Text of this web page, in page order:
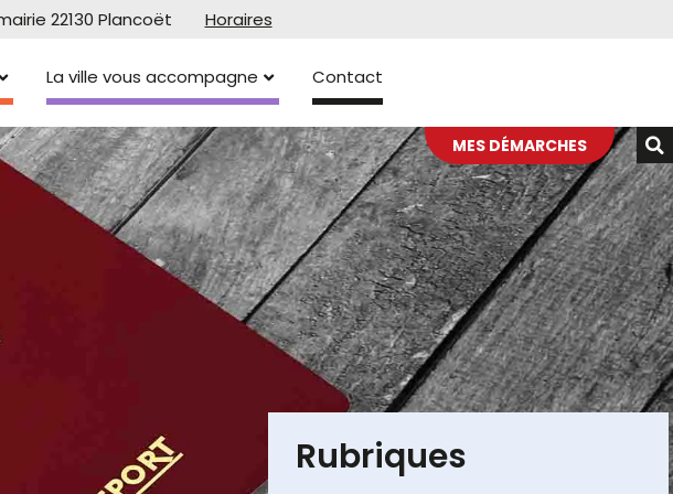
22130 Plancoët Horaires
La ville vous accompagne Contact
MES DÉMARCHES
Rubriques